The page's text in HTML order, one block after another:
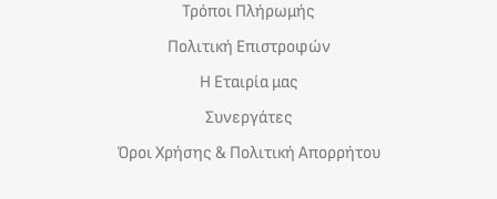
Τρόποι Πλήρωμής
Πολιτική Επιστροφών
Η Εταιρία μας
Συνεργάτες
Όροι Χρήσης & Πολιτική Απορρήτου